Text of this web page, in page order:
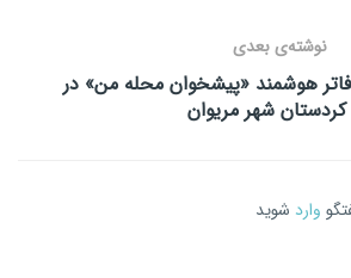
نوشته‌ی بعدی
هوشمند «پیشخوان محله من» در
کردستان شهر مریوان
وارد شوید